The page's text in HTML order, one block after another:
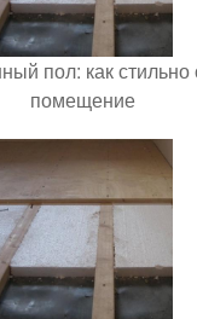
пол: как
помещение